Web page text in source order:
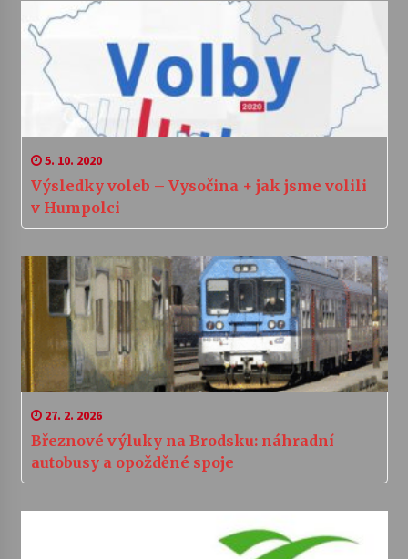
5. 10. 2020
Výsledky voleb – Vysočina + jak jsme volili
v Humpolci
27. 2. 2026
Březnové výluky na Brodsku: náhradní
autobusy a opožděné spoje